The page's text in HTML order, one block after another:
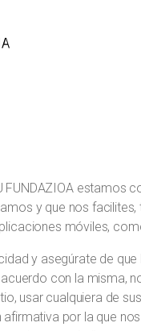
FUNDAZIOA
y que nos facilites,
móviles,
y asegúrate de
con la misma,
usar cualquiera de
por la que